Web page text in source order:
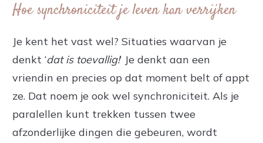
Hoe synchroniciteit je leven kan verrijken
Je kent het vast wel? Situaties waarvan je
denkt ‘dat is toevallig!’ Je denkt aan een
vriendin en precies op dat moment belt of appt
ze. Dat noem je ook wel synchroniciteit. Als je
paralellen kunt trekken tussen twee
afzonderlijke dingen die gebeuren, wordt